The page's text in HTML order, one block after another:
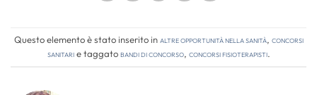
Questo elemento è stato inserito in Altre opportunità nella sanità, Concorsi
Sanitarie taggatobandi di concorso, concorsi fisioterapisti.